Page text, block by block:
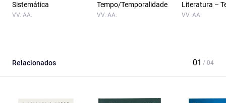
Sistemática
VV. AA.
Tempo/Temporalidade
VV. AA.
Literatura –
VV. AA.
Relacionados